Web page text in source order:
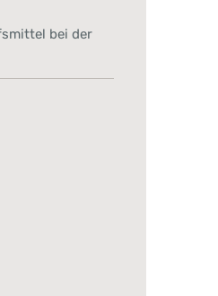
bei der
Wert ein oder